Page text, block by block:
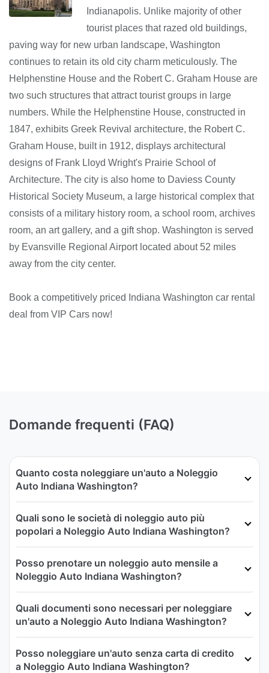
Indianapolis. Unlike majority of other
tourist places that razed old buildings,
paving way for new urban landscape, Washington
continues to retain its old city charm meticulously. The
Helphenstine House and the Robert C. Graham House are
two such structures that attract tourist groups in large
numbers. While the Helphenstine House, constructed in
1847, exhibits Greek Revival architecture, the Robert C.
Graham House, built in 1912, displays architectural
designs of Frank Lloyd Wright's Prairie School of
Architecture. The city is also home to Daviess County
Historical Society Museum, a large historical complex that
consists of a military history room, a school room, archives
room, an art gallery, and a gift shop. Washington is served
by Evansville Regional Airport located about 52 miles
away from the city center.
Book a competitively priced Indiana Washington car rental
deal from VIP Cars now!
Domande frequenti (FAQ)
Quanto costa noleggiare un'auto a Noleggio
Auto Indiana Washington?
Quali sono le società di noleggio auto più
popolari a Noleggio Auto Indiana Washington?
Posso prenotare un noleggio auto mensile a
Noleggio Auto Indiana Washington?
Quali documenti sono necessari per noleggiare
un'auto a Noleggio Auto Indiana Washington?
Posso noleggiare un'auto senza carta di credito
a Noleggio Auto Indiana Washington?